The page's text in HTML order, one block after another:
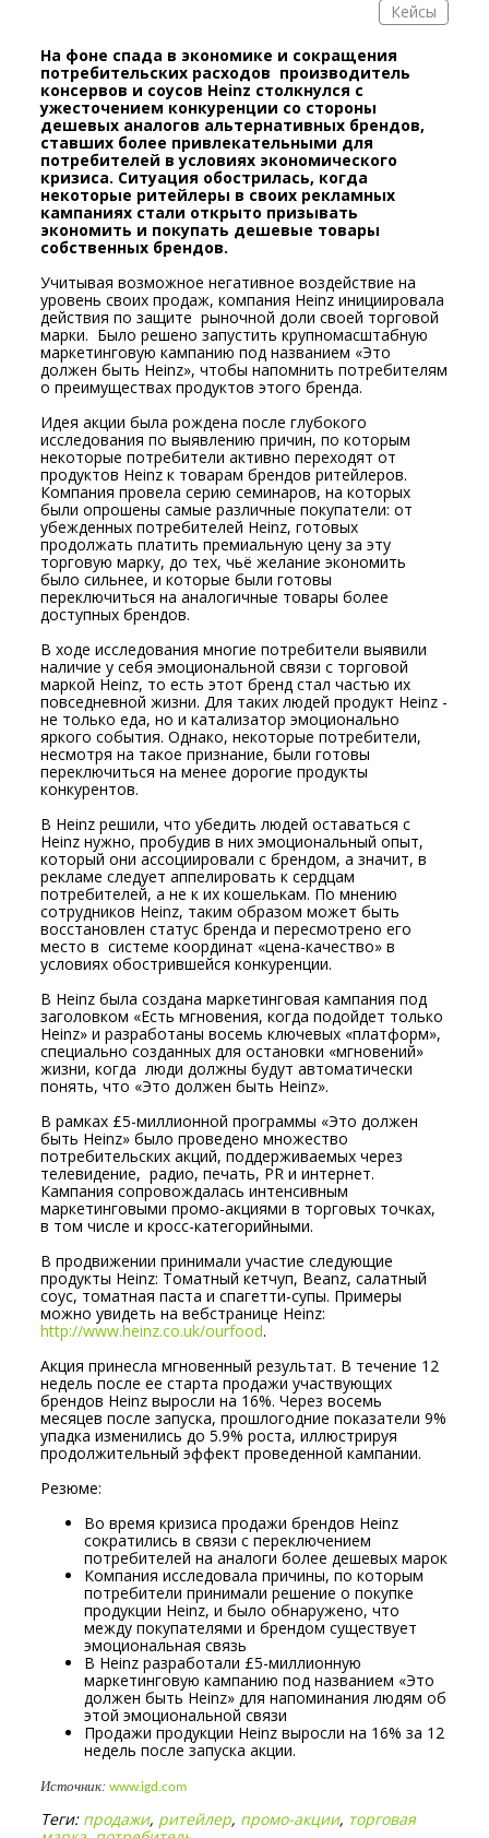
Кейсы
На фоне спада в экономике и сокращения
потребительских расходов производитель
консервов и соусов Heinz столкнулся с
ужесточением конкуренции со стороны
дешевых аналогов альтернативных брендов,
ставших более привлекательными для
потребителей в условиях экономического
кризиса. Ситуация обострилась, когда
некоторые ритейлеры в своих рекламных
кампаниях стали открыто призывать
экономить и покупать дешевые товары
собственных брендов.
Учитывая возможное негативное воздействие на
уровень своих продаж, компания Heinz инициировала
действия по защите рыночной доли своей торговой
марки. Было решено запустить крупномасштабную
маркетинговую кампанию под названием «Это
должен быть Heinz», чтобы напомнить потребителям
о преимуществах продуктов этого бренда.
Идея акции была рождена после глубокого
исследования по выявлению причин, по которым
некоторые потребители активно переходят от
продуктов Heinz к товарам брендов ритейлеров.
Компания провела серию семинаров, на которых
были опрошены самые различные покупатели: от
убежденных потребителей Heinz, готовых
продолжать платить премиальную цену за эту
торговую марку, до тех, чьё желание экономить
было сильнее, и которые были готовы
переключиться на аналогичные товары более
доступных брендов.
В ходе исследования многие потребители выявили
наличие у себя эмоциональной связи с торговой
маркой Heinz, то есть этот бренд стал частью их
повседневной жизни. Для таких людей продукт Heinz -
не только еда, но и катализатор эмоционально
яркого события. Однако, некоторые потребители,
несмотря на такое признание, были готовы
переключиться на менее дорогие продукты
конкурентов.
В Heinz решили, что убедить людей оставаться с
Heinz нужно, пробудив в них эмоциональный опыт,
который они ассоциировали с брендом, а значит, в
рекламе следует аппелировать к сердцам
потребителей, а не к их кошелькам. По мнению
сотрудников Heinz, таким образом может быть
восстановлен статус бренда и пересмотрено его
место в системе координат «цена-качество» в
условиях обострившейся конкуренции.
В Heinz была создана маркетинговая кампания под
заголовком «Есть мгновения, когда подойдет только
Heinz» и разработаны восемь ключевых «платформ»,
специально созданных для остановки «мгновений»
жизни, когда люди должны будут автоматически
понять, что «Это должен быть Heinz».
В рамках £5-миллионной программы «Это должен
быть Heinz» было проведено множество
потребительских акций, поддерживаемых через
телевидение, радио, печать, PR и интернет.
Кампания сопровождалась интенсивным
маркетинговыми промо-акциями в торговых точках,
в том числе и кросс-категорийными.
В продвижении принимали участие следующие
продукты Heinz: Томатный кетчуп, Beanz, салатный
соус, томатная паста и спагетти-супы. Примеры
можно увидеть на вебстранице Heinz:
http://www.heinz.co.uk/ourfood.
Акция принесла мгновенный результат. В течение 12
недель после ее старта продажи участвующих
брендов Heinz выросли на 16%. Через восемь
месяцев после запуска, прошлогодние показатели 9%
упадка изменились до 5.9% роста, иллюстрируя
продолжительный эффект проведенной кампании.
Резюме:
Во время кризиса продажи брендов Heinz
сократились в связи с переключением
потребителей на аналоги более дешевых марок
Компания исследовала причины, по которым
потребители принимали решение о покупке
продукции Heinz, и было обнаружено, что
между покупателями и брендом существует
эмоциональная связь
В Heinz разработали £5-миллионную
маркетинговую кампанию под названием «Это
должен быть Heinz» для напоминания людям об
этой эмоциональной связи
Продажи продукции Heinz выросли на 16% за 12
недель после запуска акции.
Источник: www.igd.com
Теги: продажи, ритейлер, промо-акции, торговая